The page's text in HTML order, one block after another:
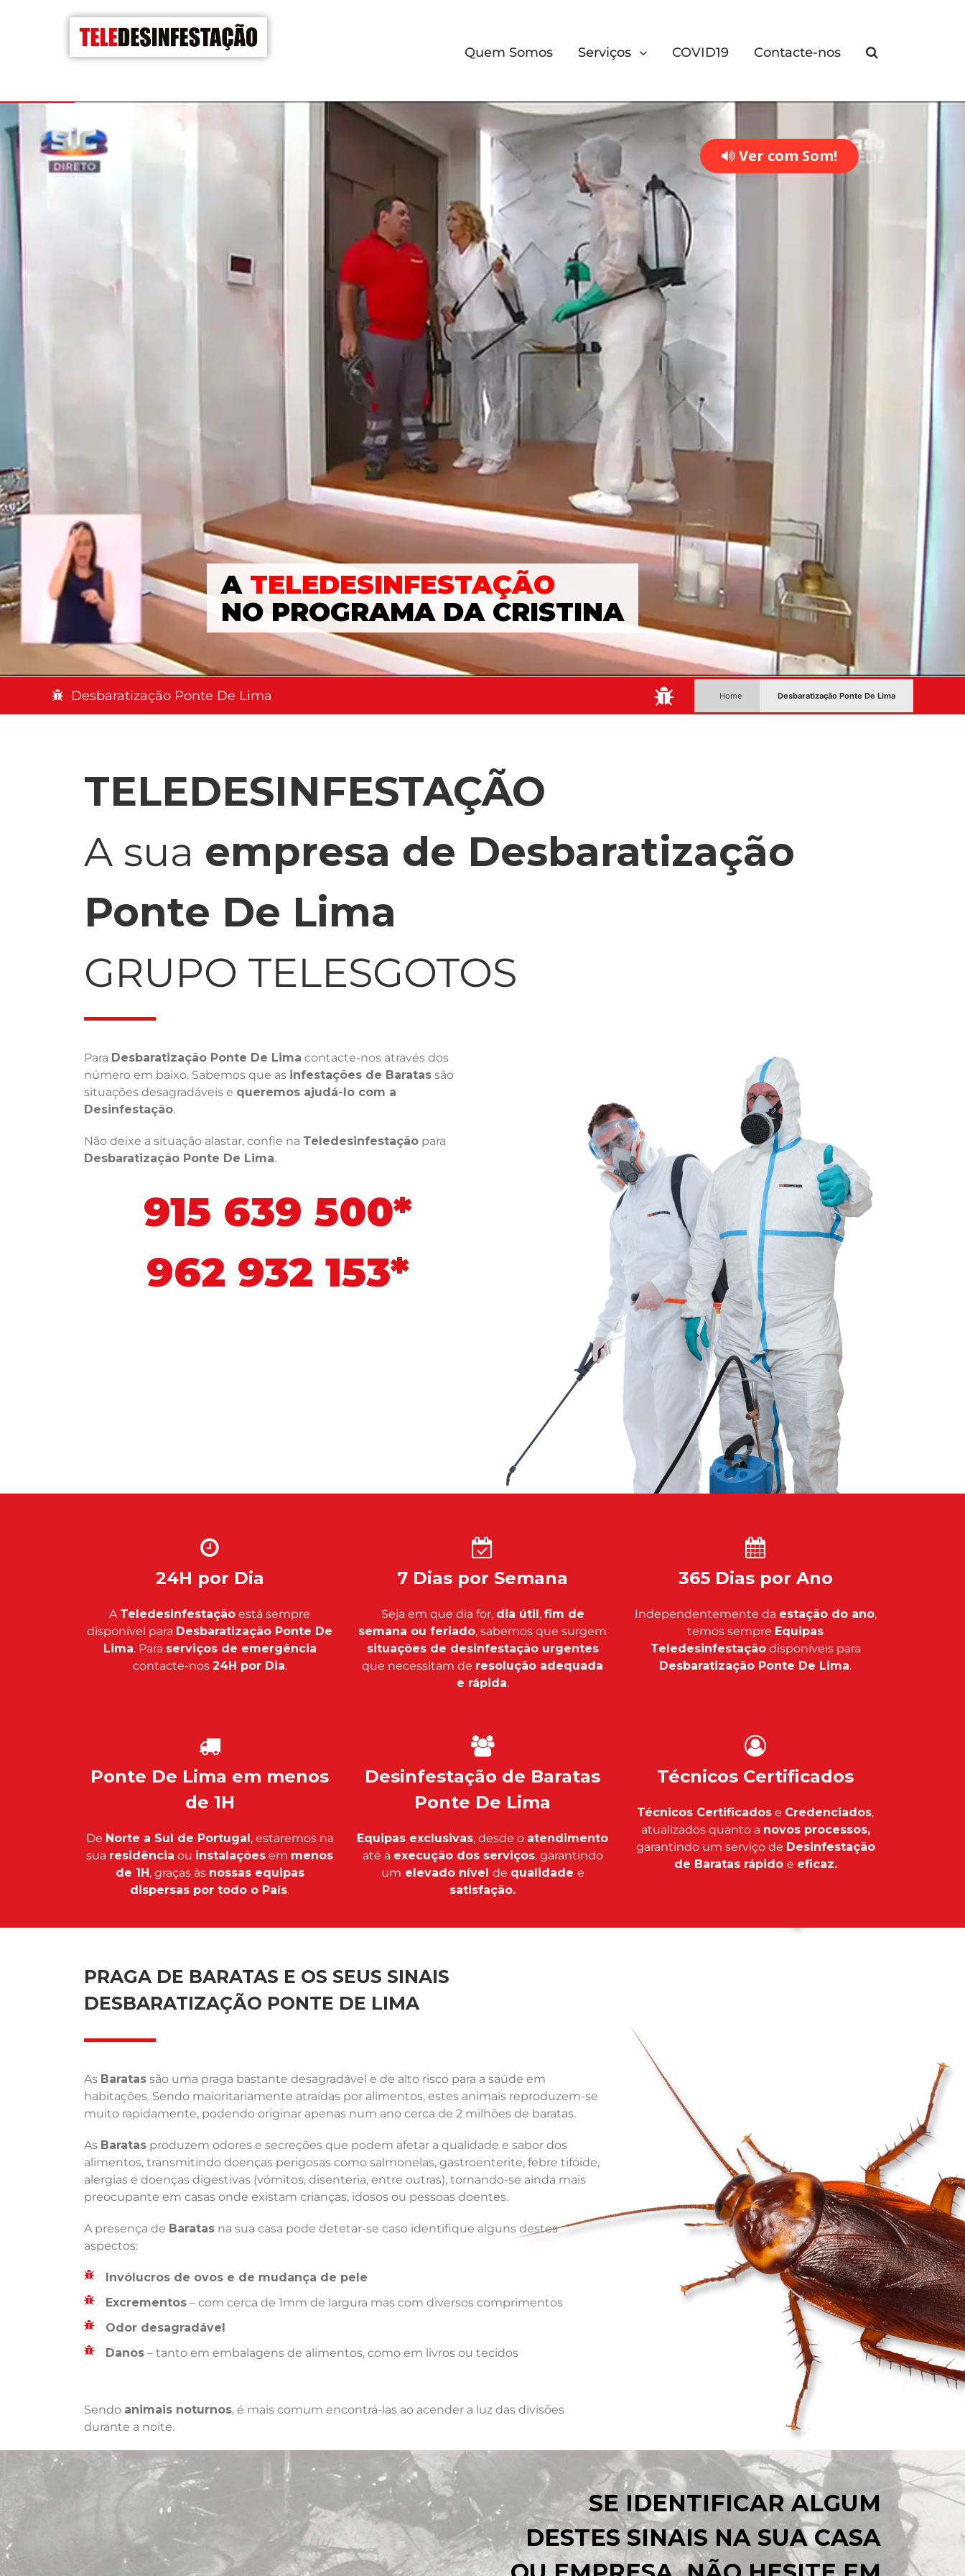
Quem Somos Serviços COVID19 Contacte-nos
A TELEDESINFESTAÇÃO
NO PROGRAMA DA CRISTINA
Ver com Som!
Desbaratização Ponte De Lima : Home Desbaratização Ponte De Lima
TELEDESINFESTAÇÃO
A sua empresa de Desbaratização
Ponte De Lima
GRUPO TELESGOTOS
Para Desbaratização Ponte De Lima contacte-nos através dos
número em baixo. Sabemos que as infestações de Baratas são
situações desagradáveis e queremos ajudá-lo com a
Desinfestação.
Não deixe a situação alastar, confie na Teledesinfestação para
Desbaratização Ponte De Lima.
915 639 500*
962 932 153*
24H por Dia
A Teledesinfestação está sempre
disponível para Desbaratização Ponte De
Lima. Para serviços de emergência
contacte-nos 24H por Dia.
7 Dias por Semana
Seja em que dia for, dia útil, fim de
semana ou feriado, sabemos que surgem
situações de desinfestação urgentes
que necessitam de resolução adequada
e rápida.
365 Dias por Ano
Independentemente da estação do ano,
temos sempre Equipas
Teledesinfestaçãodisponíveis para
Desbaratização Ponte De Lima.
Ponte De Lima em menos
de 1H
De Norte a Sul de Portugal, estaremos na
sua residência ou instalações em menos
de 1H, graças às nossas equipas
dispersas por todo o País.
Desinfestação de Baratas
Ponte De Lima
Equipas exclusivas, desde o atendimento
até à execução dos serviços. garantindo
um elevado nível de qualidade e
satisfação.
Técnicos Certificados
Técnicos Certificados e Credenciados,
atualizados quanto a novos processos,
garantindo um serviço de Desinfestação
de Baratas rápido e eficaz.
PRAGA DE BARATAS E OS SEUS SINAIS
DESBARATIZAÇÃO PONTE DE LIMA
As Baratas são uma praga bastante desagradável e de alto risco para a saúde em
habitações. Sendo maioritariamente atraídas por alimentos, estes animais reproduzem-se
muito rapidamente, podendo originar apenas num ano cerca de 2 milhões de baratas.
As Baratas produzem odores e secreções que podem afetar a qualidade e sabor dos
alimentos, transmitindo doenças perigosas como salmonelas, gastroenterite, febre tifóide,
alergias e doenças digestivas (vómitos, disenteria, entre outras), tornando-se ainda mais
preocupante em casas onde existam crianças, idosos ou pessoas doentes.
A presença de Baratas na sua casa pode detetar-se caso identifique alguns destes
aspectos:
Invólucros de ovos e de mudança de pele
Excrementos – com cerca de 1mm de largura mas com diversos comprimentos
Odor desagradável
Danos – tanto em embalagens de alimentos, como em livros ou tecidos
Sendo animais noturnos, é mais comum encontrá-las ao acender a luz das divisões
durante a noite.
SE IDENTIFICAR ALGUM
DESTES SINAIS NA SUA CASA